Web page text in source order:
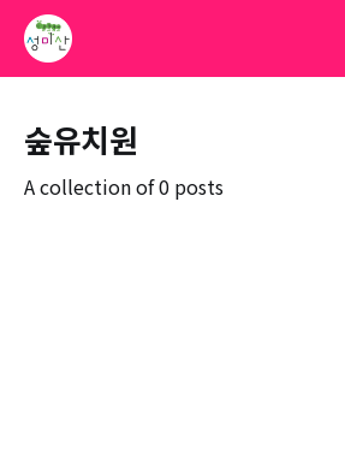
숲유치원
A collection of 0 posts